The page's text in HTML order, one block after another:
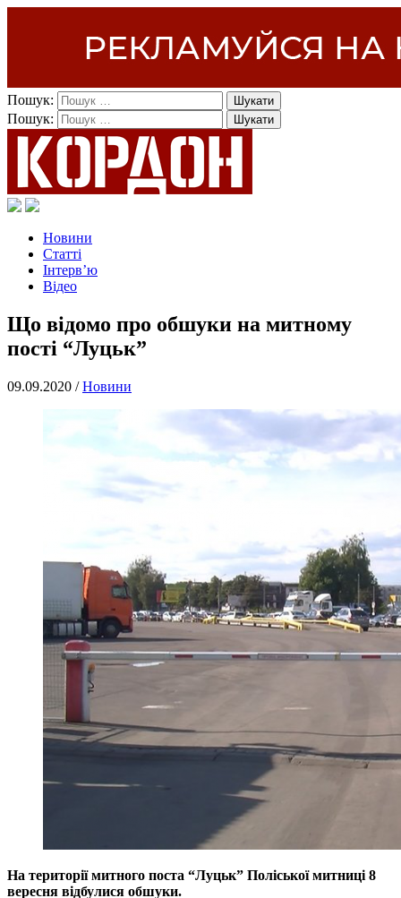
Пошук:
Пошук:
Новини
Статті
Інтерв’ю
Відео
Що відомо про обшуки на митному
пості “Луцьк”
09.09.2020 /Новини
На території митного поста “Луцьк” Поліської митниці 8
вересня відбулися обшуки.